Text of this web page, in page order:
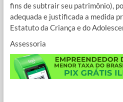
fins de subtrair seu patrimônio),
adequada e justificada a medida
Estatuto da Criança e do
Assessoria